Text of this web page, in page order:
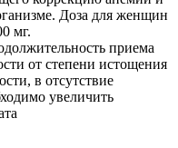
Доза для женщин
мг.
приема
от степени истощения
в отсутствие
увеличить